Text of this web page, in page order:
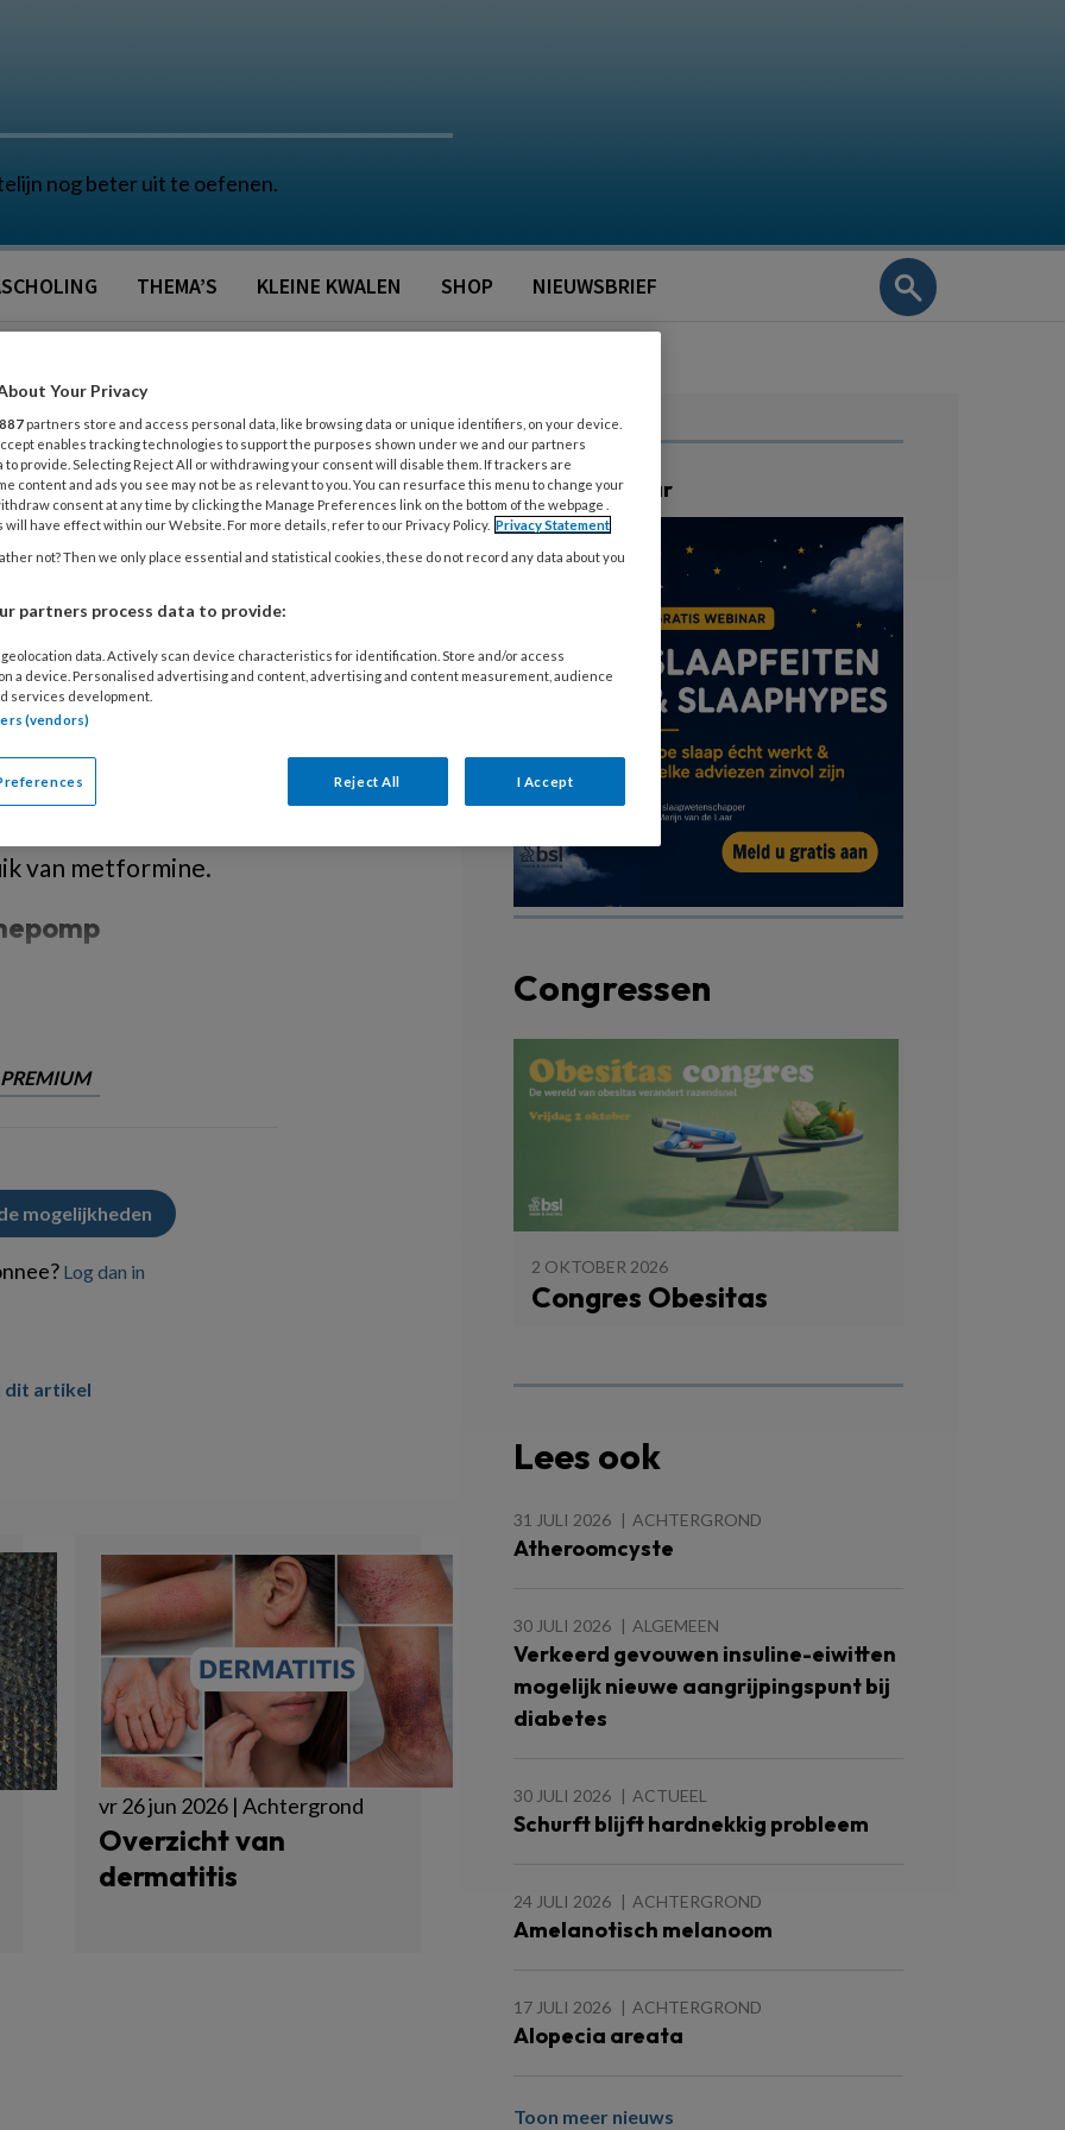
nog beter uit te oefenen.
THEMA’S KLEINE KWALEN SHOP NIEUWSBRIEF
| REACTIES OP ORALE ANTIDIABETICA
Reacties 0 Delen
bij diabetes |
antidiabetica
kunnen
typen huiderupties waaronder
en aspecifieke
vasculitis en psoriasiforme
van metformine.
PREMIUM
mogelijkheden
Log dan in
PREMIUM
dit artikel
vr 26 jun 2026 | Achtergrond
Overzicht van
dermatitis
Gratis Webinar
Congressen
2 OKTOBER 2026
Congres Obesitas
Lees ook
31 JULI 2026 ACHTERGROND
Atheroomcyste
30 JULI 2026 ALGEMEEN
Verkeerd gevouwen insuline-eiwitten
mogelijk nieuwe aangrijpingspunt bij
diabetes
30 JULI 2026 ACTUEEL
Schurft blijft hardnekkig probleem
24 JULI 2026 ACHTERGROND
Amelanotisch melanoom
17 JULI 2026 ACHTERGROND
Alopecia areata
Toon meer nieuws
Your Privacy
887 partners store and access personal data, like browsing data or unique identifiers, on your device.
enables tracking technologies to support the purposes shown under we and our partners
to provide. Selecting Reject All or withdrawing your consent will disable them. If trackers are
content and ads you see may not be as relevant to you. You can resurface this menu to change your
consent at any time by clicking the Manage Preferences link on the bottom of the webpage .
will have effect within our Website. For more details, refer to our Privacy Policy. Privacy Statement
not? Then we only place essential and statistical cookies, these do not record any data about you
partners process data to provide:
data. Actively scan device characteristics for identification. Store and/or access
a device. Personalised advertising and content, advertising and content measurement, audience
services development.
(vendors)
Reject All I Accept